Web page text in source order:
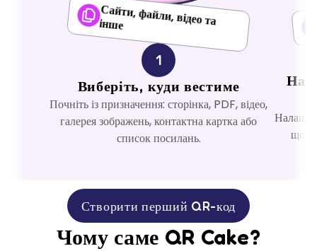
Сайти, файли, відео та
інше
1
Виберіть, куди вестиме
Почніть із призначення: сторінка, PDF, відео,
галерея зображень, контактна картка або
список посилань.
щоб
Створити перший QR-код
Чому саме QR Cake?